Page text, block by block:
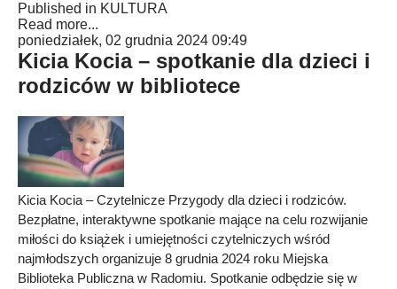
Published in KULTURA
Read more...
poniedziałek, 02 grudnia 2024 09:49
Kicia Kocia – spotkanie dla dzieci i
rodziców w bibliotece
Kicia Kocia – Czytelnicze Przygody dla dzieci i rodziców.
Bezpłatne, interaktywne spotkanie mające na celu rozwijanie
miłości do książek i umiejętności czytelniczych wśród
najmłodszych organizuje 8 grudnia 2024 roku Miejska
Biblioteka Publiczna w Radomiu. Spotkanie odbędzie się w